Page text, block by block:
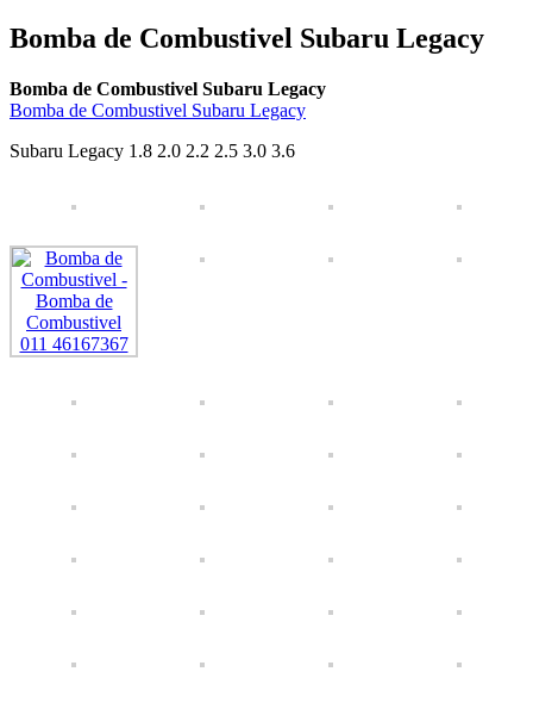
Bomba de Combustivel Subaru Legacy
Bomba de Combustivel Subaru Legacy
Bomba de Combustivel Subaru Legacy
Subaru Legacy 1.8 2.0 2.2 2.5 3.0 3.6